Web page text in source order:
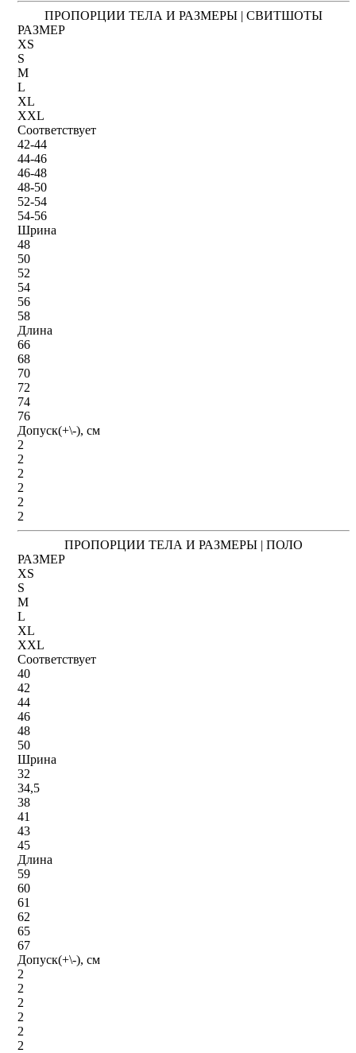
ПРОПОРЦИИ ТЕЛА И РАЗМЕРЫ | СВИТШОТЫ
РАЗМЕР
XS
S
M
L
XL
XXL
Соответствует
42-44
44-46
46-48
48-50
52-54
54-56
Шрина
48
50
52
54
56
58
Длина
66
68
70
72
74
76
Допуск(+\-), см
2
2
2
2
2
2
ПРОПОРЦИИ ТЕЛА И РАЗМЕРЫ | ПОЛО
РАЗМЕР
XS
S
M
L
XL
XXL
Соответствует
40
42
44
46
48
50
Шрина
32
34,5
38
41
43
45
Длина
59
60
61
62
65
67
Допуск(+\-), см
2
2
2
2
2
2